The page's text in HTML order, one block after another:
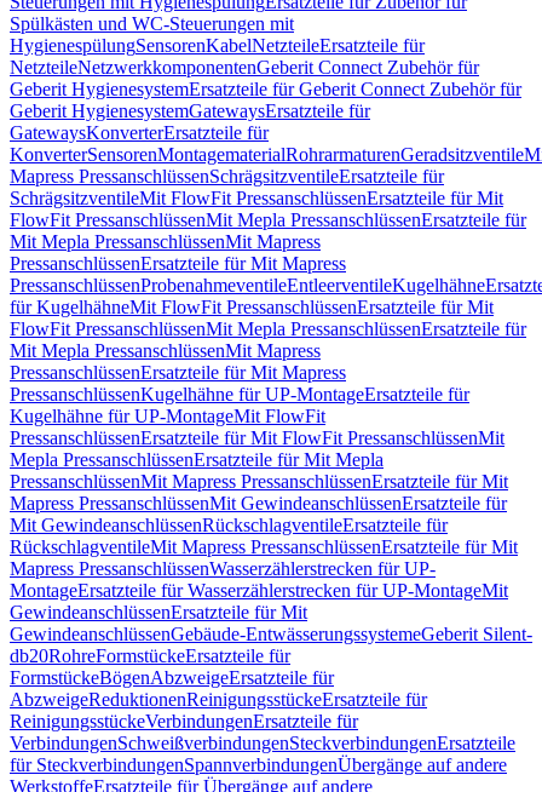
Spülkästen und WC-Steuerungen mit
HygienespülungSensorenKabelNetzteileErsatzteile für
NetzteileNetzwerkkomponentenGeberit Connect Zubehör für
Geberit HygienesystemErsatzteile für Geberit Connect Zubehör für
Geberit HygienesystemGatewaysErsatzteile für
GatewaysKonverterErsatzteile für
KonverterSensorenMontagematerialRohrarmaturenGeradsitzventile
Mapress PressanschlüssenSchrägsitzventileErsatzteile für
SchrägsitzventileMit FlowFit PressanschlüssenErsatzteile für Mit
FlowFit PressanschlüssenMit Mepla PressanschlüssenErsatzteile für
Mit Mepla PressanschlüssenMit Mapress
PressanschlüssenErsatzteile für Mit Mapress
PressanschlüssenProbenahmeventileEntleerventileKugelhähne
für KugelhähneMit FlowFit PressanschlüssenErsatzteile für Mit
FlowFit PressanschlüssenMit Mepla PressanschlüssenErsatzteile für
Mit Mepla PressanschlüssenMit Mapress
PressanschlüssenErsatzteile für Mit Mapress
PressanschlüssenKugelhähne für UP-MontageErsatzteile für
Kugelhähne für UP-MontageMit FlowFit
PressanschlüssenErsatzteile für Mit FlowFit PressanschlüssenMit
Mepla PressanschlüssenErsatzteile für Mit Mepla
PressanschlüssenMit Mapress PressanschlüssenErsatzteile für Mit
Mapress PressanschlüssenMit GewindeanschlüssenErsatzteile für
Mit GewindeanschlüssenRückschlagventileErsatzteile für
RückschlagventileMit Mapress PressanschlüssenErsatzteile für Mit
Mapress PressanschlüssenWasserzählerstrecken für UP-
MontageErsatzteile für Wasserzählerstrecken für UP-MontageMit
GewindeanschlüssenErsatzteile für Mit
GewindeanschlüssenGebäude-EntwässerungssystemeGeberit Silent-
db20RohreFormstückeErsatzteile für
FormstückeBögenAbzweigeErsatzteile für
AbzweigeReduktionenReinigungsstückeErsatzteile für
ReinigungsstückeVerbindungenErsatzteile für
VerbindungenSchweißverbindungenSteckverbindungenErsatzteile
für SteckverbindungenSpannverbindungenÜbergänge auf andere
WerkstoffeErsatzteile für Übergänge auf andere